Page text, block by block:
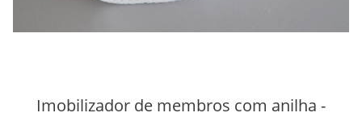
Imobilizador de membros com anilha -